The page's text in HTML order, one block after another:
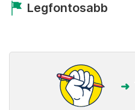
Legfontosabb